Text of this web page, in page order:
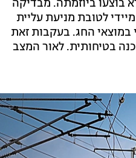
בוצעו ביוזמתה. מבדיקה
לטובת מניעת עליית
במוצאי החג. בעקבות זאת
בטיחותית. לאור המצב